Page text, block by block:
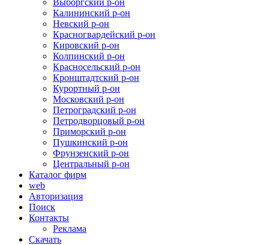
Калининский р-он
Невский р-он
Красногвардейский р-он
Кировский р-он
Колпинский р-он
Красносельский р-он
Кронштадтский р-он
Курортный р-он
Московский р-он
Петроградский р-он
Петродворцовый р-он
Приморский р-он
Пушкинский р-он
Фрунзенский р-он
Центральный р-он
Каталог фирм
web
Авторизация
Поиск
Контакты
Реклама
Скачать